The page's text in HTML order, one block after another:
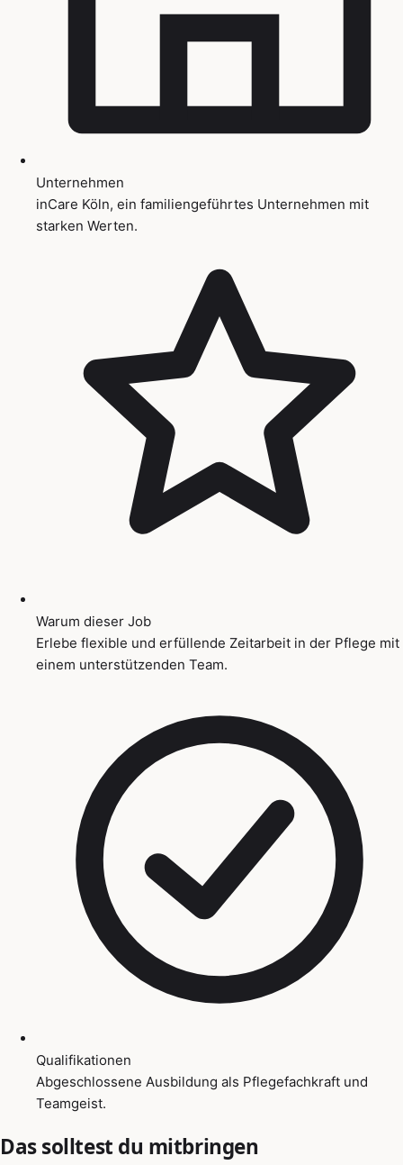
Unternehmen
inCare Köln, ein familiengeführtes Unternehmen mit
starken Werten.
Warum dieser Job
Erlebe flexible und erfüllende Zeitarbeit in der Pflege mit
einem unterstützenden Team.
Qualifikationen
Abgeschlossene Ausbildung als Pflegefachkraft und
Teamgeist.
Das solltest du mitbringen